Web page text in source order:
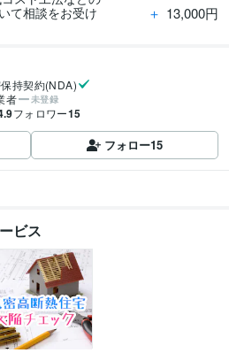
て相談をお受け
＋ 13,000円
持契約(NDA)
者
未登録
フォロワー15
フォロー15
ビス